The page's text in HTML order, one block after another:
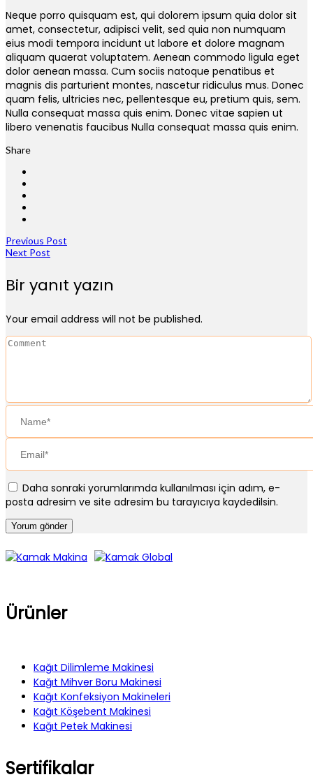
Neque porro quisquam est, qui dolorem ipsum quia dolor sit
amet, consectetur, adipisci velit, sed quia non numquam
eius modi tempora incidunt ut labore et dolore magnam
aliquam quaerat voluptatem. Aenean commodo ligula eget
dolor aenean massa. Cum sociis natoque penatibus et
magnis dis parturient montes, nascetur ridiculus mus. Donec
quam felis, ultricies nec, pellentesque eu, pretium quis, sem.
Nulla consequat massa quis enim. Donec vitae sapien ut
libero venenatis faucibus Nulla consequat massa quis enim.
Share
Previous Post
Next Post
Bir yanıt yazın
Your email address will not be published.
Daha sonraki yorumlarımda kullanılması için adım, e-
posta adresim ve site adresim bu tarayıcıya kaydedilsin.
Ürünler
Kağıt Dilimleme Makinesi
Kağıt Mihver Boru Makinesi
Kağıt Konfeksiyon Makineleri
Kağıt Köşebent Makinesi
Kağıt Petek Makinesi
Sertifikalar